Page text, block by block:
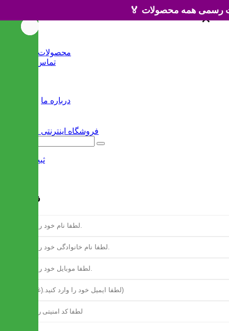
محصولات جدید
تماس با ما
درباره ما
ثبت نام
فرم ثبت نام
×
×